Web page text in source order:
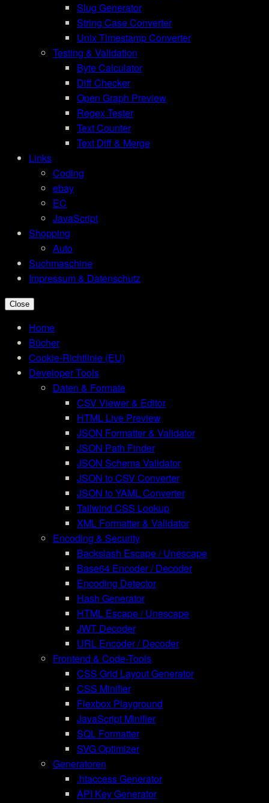
Slug Generator
String Case Converter
Unix Timestamp Converter
Testing & Validation
Byte Calculator
Diff Checker
Open Graph Preview
Regex Tester
Text Counter
Text Diff & Merge
Links
Coding
ebay
EC
JavaScript
Shopping
Auto
Suchmaschine
Impressum & Datenschutz
Close
Home
Bücher
Cookie-Richtlinie (EU)
Developer Tools
Daten & Formate
CSV Viewer & Editor
HTML Live Preview
JSON Formatter & Validator
JSON Path Finder
JSON Schema Validator
JSON to CSV Converter
JSON to YAML Converter
Tailwind CSS Lookup
XML Formatter & Validator
Encoding & Security
Backslash Escape / Unescape
Base64 Encoder / Decoder
Encoding Detector
Hash Generator
HTML Escape / Unescape
JWT Decoder
URL Encoder / Decoder
Frontend & Code-Tools
CSS Grid Layout Generator
CSS Minifier
Flexbox Playground
JavaScript Minifier
SQL Formatter
SVG Optimizer
Generatoren
.htaccess Generator
API Key Generator